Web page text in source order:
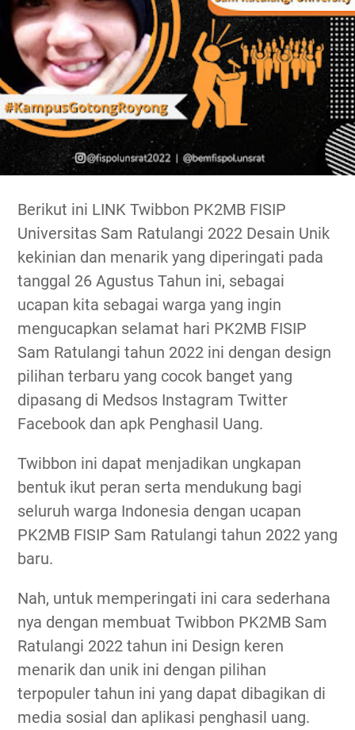
Berikut ini LINK Twibbon PK2MB FISIP
Universitas Sam Ratulangi 2022 Desain Unik
kekinian dan menarik yang diperingati pada
tanggal 26 Agustus Tahun ini, sebagai
ucapan kita sebagai warga yang ingin
mengucapkan selamat hari PK2MB FISIP
Sam Ratulangi tahun 2022 ini dengan design
pilihan terbaru yang cocok banget yang
dipasang di Medsos Instagram Twitter
Facebook dan apk Penghasil Uang.
Twibbon ini dapat menjadikan ungkapan
bentuk ikut peran serta mendukung bagi
seluruh warga Indonesia dengan ucapan
PK2MB FISIP Sam Ratulangi tahun 2022 yang
baru.
Nah, untuk memperingati ini cara sederhana
nya dengan membuat Twibbon PK2MB Sam
Ratulangi 2022 tahun ini Design keren
menarik dan unik ini dengan pilihan
terpopuler tahun ini yang dapat dibagikan di
media sosial dan aplikasi penghasil uang.